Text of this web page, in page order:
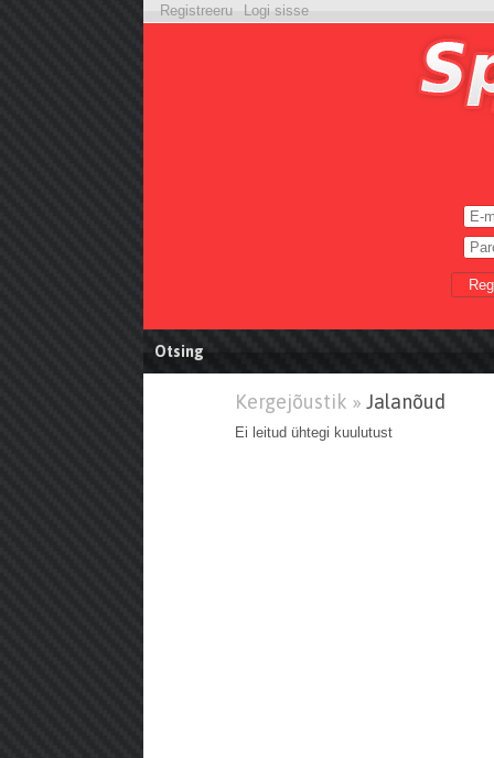
Registreeru Logi sisse
Otsing
Kergejõustik » Jalanõud
Ei leitud ühtegi kuulutust